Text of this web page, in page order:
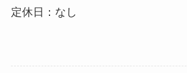
定休日：なし